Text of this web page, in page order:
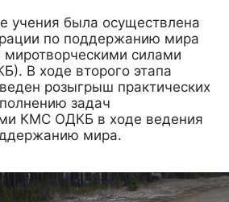
учения была осуществлена
по поддержанию мира
силами
В ходе второго этапа
розыгрыш практических
задач
КМС ОДКБ в ходе ведения
мира.